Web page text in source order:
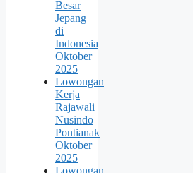
Besar
Jepang
di
Indonesia
Oktober
2025
Lowongan
Kerja
Rajawali
Nusindo
Pontianak
Oktober
2025